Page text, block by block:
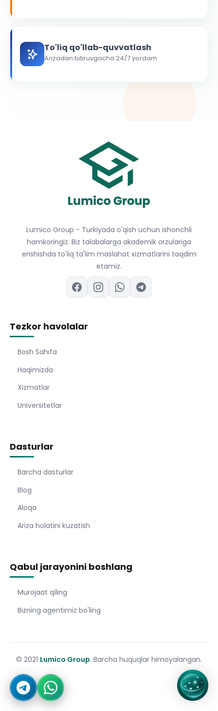
To'liq qo'llab-quvvatlash
Arizadan bitiruvgacha 24/7 yordam
Lumico Group - Turkiyada o'qish uchun ishonchli
hamkoringiz. Biz talabalarga akademik orzulariga
erishishda to'liq ta'lim maslahat xizmatlarini taqdim
etamiz.
Tezkor havolalar
Bosh Sahıfa
Haqimizda
Xizmatlar
Universitetlar
Dasturlar
Barcha dasturlar
Blog
Aloqa
Ariza holatini kuzatish
Qabul jarayonini boshlang
Murojaat qiling
Bizning agentimiz bo'ling
© 2021 Lumico Group. Barcha huquqlar himoyalangan.